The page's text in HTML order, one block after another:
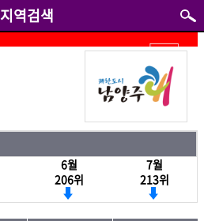
지역검색
6월
206위
7월
213위